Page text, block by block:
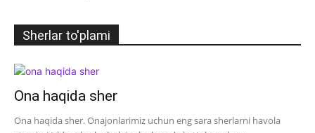
Sherlar to'plami
Ona haqida sher
Ona haqida sher. Onajonlarimiz uchun eng sara sherlarni havola